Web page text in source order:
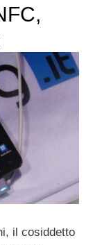
il cosiddetto